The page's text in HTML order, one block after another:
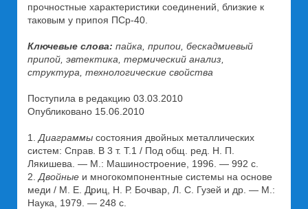
прочностные характеристики соединений, близкие к
таковым у припоя ПСр-40.
Ключевые слова: пайка, припои, бескадмиевый
припой, эвтектика, термический анализ,
структура, технологические свойства
Поступила в редакцию 03.03.2010
Опубликовано 15.06.2010
1. Диаграммы состояния двойных металлических
систем: Справ. В 3 т. Т.1 / Под общ. ред. Н. П.
Лякишева. — М.: Машиностроение, 1996. — 992 с.
2. Двойные и многокомпонентные системы на основе
меди / М. Е. Дриц, Н. Р. Бочвар, Л. С. Гузей и др. — М.:
Наука, 1979. — 248 с.